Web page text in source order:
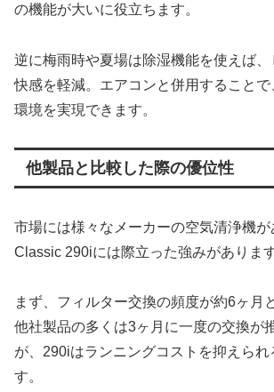
の機能が大いに役立ちます。
逆に梅雨時や夏場は除湿機能を使えば
快感を軽減。エアコンと併用すること
環境を実現できます。
他製品と比較した際の優位性
市場には様々なメーカーの空気清浄機が
Classic 290iには際立った強みがあります
まず、フィルター交換の頻度が約6ヶ月
他社製品の多くは3ヶ月に一度の交換が
が、290iはランニングコストを抑えら
す。